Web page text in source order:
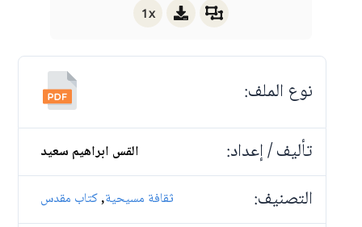
1x
نوع الملف:
تأليف / إعداد:
القس ابراهيم سعيد
التصنيف: ثقافة مسيحية,كتاب مقدس